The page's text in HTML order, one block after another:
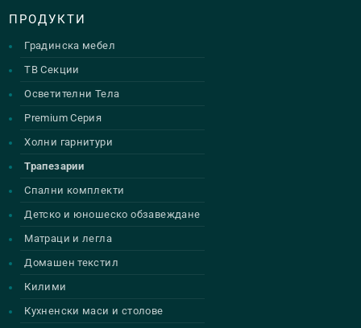
ПРОДУКТИ
Градинска мебел
ТВ Секции
Осветителни Тела
Premium Серия
Холни гарнитури
Трапезарии
Спални комплекти
Детско и юношеско обзавеждане
Матраци и легла
Домашен текстил
Килими
Кухненски маси и столове